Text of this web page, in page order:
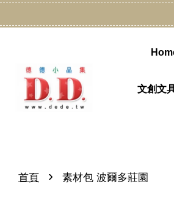
文創文
首頁 › 素材包 波爾多莊園